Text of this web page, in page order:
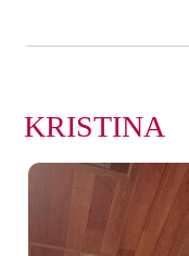
KRISTINA